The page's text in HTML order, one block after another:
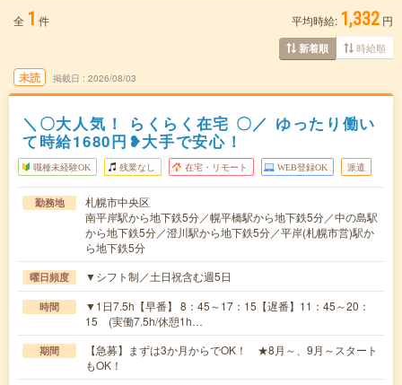
全 1 件 平均時給: 1,332 円
新着順 時給順
未読 掲載日 2026/08/03
＼〇大人気！ らくらく在宅 〇／ ゆったり働い
て時給1680円❥大手で安心！
職種未経験OK 残業なし 在宅・リモート WEB登録OK 派遣
勤務地
札幌市中央区
南平岸駅から地下鉄5分／幌平橋駅から地下鉄5分／中の島駅
から地下鉄5分／澄川駅から地下鉄5分／平岸(札幌市営)駅か
ら地下鉄5分
曜日頻度 ▼シフト制／土日祝含む週5日
時間
▼1日7.5h【早番】 8：45～17：15【遅番】11：45～20：
15 (実働7.5h/休憩1h…
期間
【急募】まずは3か月からでOK！ ★8月～、9月～スタート
もOK！